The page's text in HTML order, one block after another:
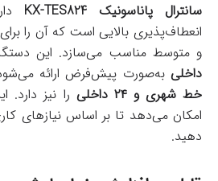
سانترال پاناسونیک KX-TES824
انعطاف‌پذیری بالایی است که آن را
و متوسط مناسب می‌سازد. این
داخلی به‌صورت پیش‌فرض ارائه
خط شهری و ۲۴ داخلی
را نیز
امکان می‌دهد تا بر اساس نیازهای
دهید.